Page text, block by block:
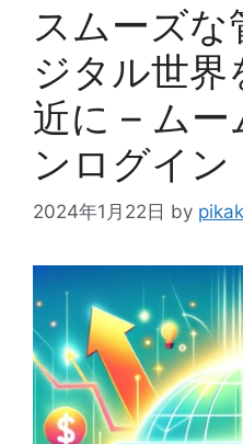
スムーズな
ジタル世界
近に – ムー
ンログイン
2024年1月22日 by